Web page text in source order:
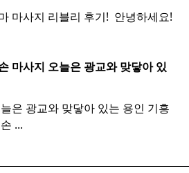
마사지 리블리 후기! ​ 안녕하세요!
마사지 오늘은 광교와 맞닿아 있
은 광교와 맞닿아 있는 용인 기흥
...